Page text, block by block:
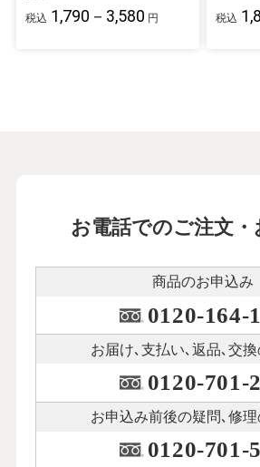
税込 1,790－3,580 円 税込
お電話でのご注文・
商品のお申込み
0120-164-
お届け､支払い､ 返品､交
0120-701-
お申込み前後の疑問､修
0120-701-